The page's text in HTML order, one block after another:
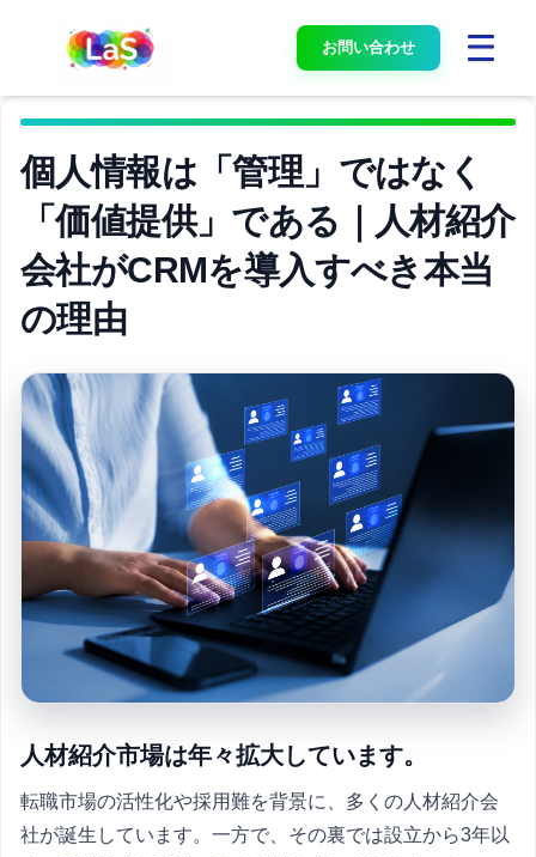
お問い合わせ
個人情報は「管理」ではなく
「価値提供」である｜人材紹介
会社がCRMを導入すべき本当
の理由
人材紹介市場は年々拡大しています。
転職市場の活性化や採用難を背景に、多くの人材紹介会
社が誕生しています。一方で、その裏では設立から3年以